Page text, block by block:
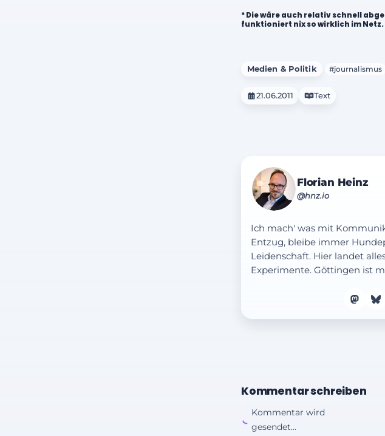
* Die wäre auch relativ schnell
funktioniert nix so wirklich im Netz.
Medien & Politik #journalismus
21.06.2011 Text
Florian Heinz
@hnz.io
Ich mach' was mit
Entzug, bleibe immer
Leidenschaft. Hier landet
Experimente. Göttingen ist
Kommentar schreiben
Kommentar wird
gesendet...